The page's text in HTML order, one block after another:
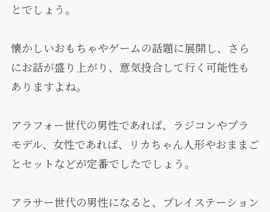
とでしょう。
懐かしいおもちゃやゲームの話題に展開し、さら
にお話が盛り上がり、意気投合して行く可能性も
ありますよね。
アラフォー世代の男性であれば、ラジコンやプラ
モデル、女性であれば、リカちゃん人形やおままご
とセットなどが定番でしたでしょう。
アラサー世代の男性になると、プレイステーション